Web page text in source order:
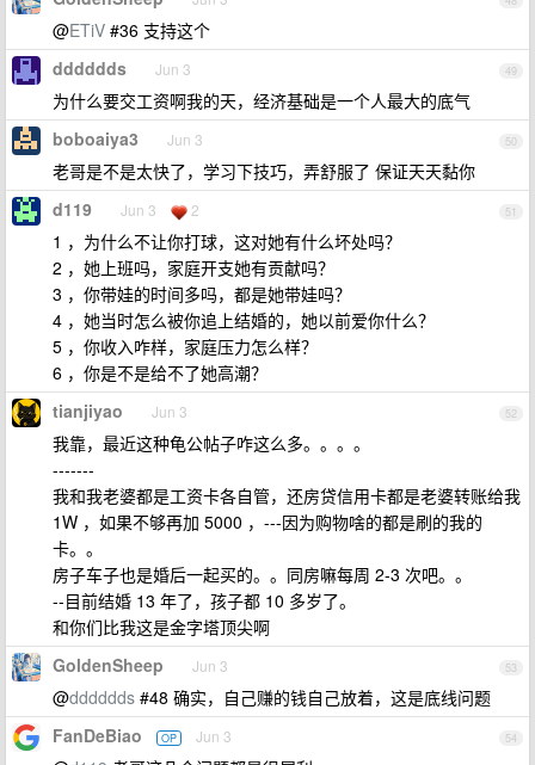
@ETiV #36 支持这个
49
dddddds Jun 3
为什么要交工资啊我的天，经济基础是一个人最大的底气
50
boboaiya3 Jun 3
老哥是不是太快了，学习下技巧，弄舒服了 保证天天黏你
51
d119 Jun 3 2
1 ，为什么不让你打球，这对她有什么坏处吗？
2 ，她上班吗，家庭开支她有贡献吗？
3 ，你带娃的时间多吗，都是她带娃吗？
4 ，她当时怎么被你追上结婚的，她以前爱你什么？
5 ，你收入咋样，家庭压力怎么样？
6 ，你是不是给不了她高潮？
52
tianjiyao Jun 3
我靠，最近这种龟公帖子咋这么多。。。。
-------
我和我老婆都是工资卡各自管，还房贷信用卡都是老婆转账给我
1W ，如果不够再加 5000 ，---因为购物啥的都是刷的我的
卡。。
房子车子也是婚后一起买的。。同房嘛每周 2-3 次吧。。
--目前结婚 13 年了，孩子都 10 多岁了。
和你们比我这是金字塔顶尖啊
53
GoldenSheep Jun 3
@dddddds #48 确实，自己赚的钱自己放着，这是底线问题
54
FanDeBiao OP Jun 3